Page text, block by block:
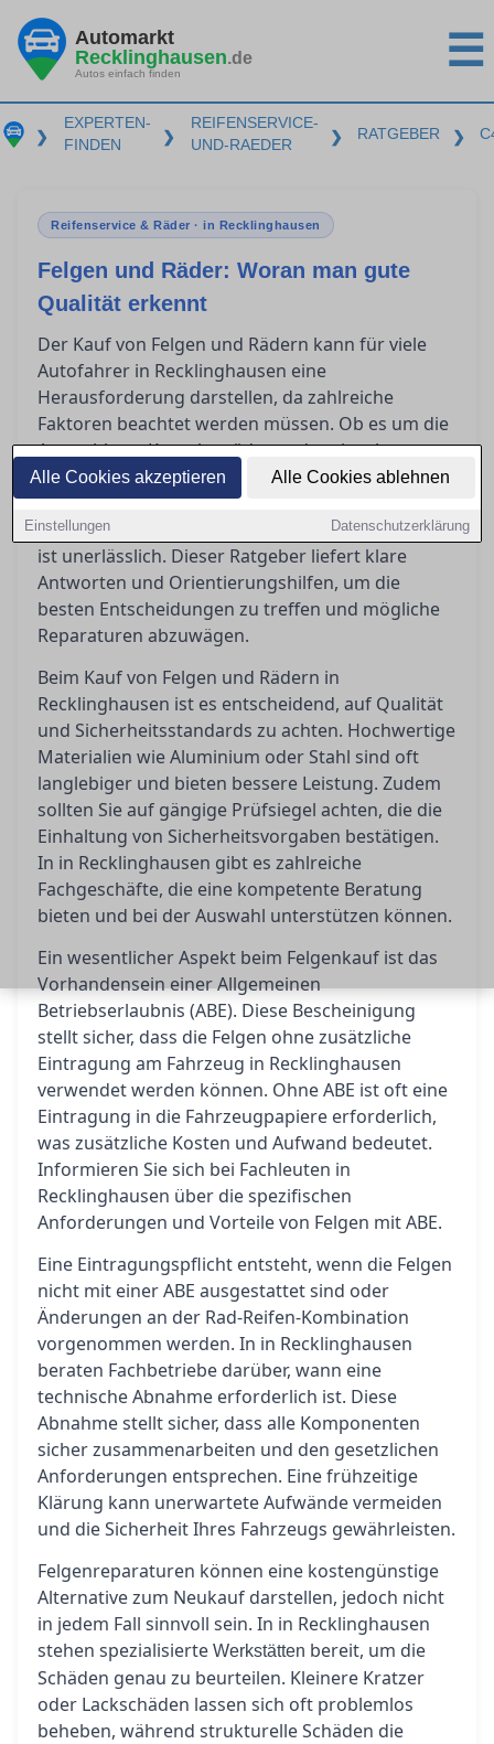
Alle Cookies akzeptieren Alle Cookies ablehnen
Einstellungen Datenschutzerklärung
Automarkt
Recklinghausen.de
Autos einfach finden ☰
❯
EXPERTEN-
FINDEN
❯
REIFENSERVICE-
UND-RAEDER
❯ RATGEBER ❯
Reifenservice & Räder · in Recklinghausen
Felgen und Räder: Woran man gute
Qualität erkennt
Der Kauf von Felgen und Rädern kann für viele
Autofahrer in Recklinghausen eine
Herausforderung darstellen, da zahlreiche
Faktoren beachtet werden müssen. Ob es um die
Auswahl von Kompletträdern oder einzelnen
Felgen geht, Fachwissen über die
Qualitätsmerkmale und rechtlichen
Anforderungen wie ABE und Eintragungspflicht
ist unerlässlich. Dieser Ratgeber liefert klare
Antworten und Orientierungshilfen, um die
besten Entscheidungen zu treffen und mögliche
Reparaturen abzuwägen.
Beim Kauf von Felgen und Rädern in
Recklinghausen ist es entscheidend, auf Qualität
und Sicherheitsstandards zu achten. Hochwertige
Materialien wie Aluminium oder Stahl sind oft
langlebiger und bieten bessere Leistung. Zudem
sollten Sie auf gängige Prüfsiegel achten, die die
Einhaltung von Sicherheitsvorgaben bestätigen.
In in Recklinghausen gibt es zahlreiche
Fachgeschäfte, die eine kompetente Beratung
bieten und bei der Auswahl unterstützen können.
Ein wesentlicher Aspekt beim Felgenkauf ist das
Vorhandensein einer Allgemeinen
Betriebserlaubnis (ABE). Diese Bescheinigung
stellt sicher, dass die Felgen ohne zusätzliche
Eintragung am Fahrzeug in Recklinghausen
verwendet werden können. Ohne ABE ist oft eine
Eintragung in die Fahrzeugpapiere erforderlich,
was zusätzliche Kosten und Aufwand bedeutet.
Informieren Sie sich bei Fachleuten in
Recklinghausen über die spezifischen
Anforderungen und Vorteile von Felgen mit ABE.
Eine Eintragungspflicht entsteht, wenn die Felgen
nicht mit einer ABE ausgestattet sind oder
Änderungen an der Rad-Reifen-Kombination
vorgenommen werden. In in Recklinghausen
beraten Fachbetriebe darüber, wann eine
technische Abnahme erforderlich ist. Diese
Abnahme stellt sicher, dass alle Komponenten
sicher zusammenarbeiten und den gesetzlichen
Anforderungen entsprechen. Eine frühzeitige
Klärung kann unerwartete Aufwände vermeiden
und die Sicherheit Ihres Fahrzeugs gewährleisten.
Felgenreparaturen können eine kostengünstige
Alternative zum Neukauf darstellen, jedoch nicht
in jedem Fall sinnvoll sein. In in Recklinghausen
stehen spezialisierte Werkstätten bereit, um die
Schäden genau zu beurteilen. Kleinere Kratzer
oder Lackschäden lassen sich oft problemlos
beheben, während strukturelle Schäden die